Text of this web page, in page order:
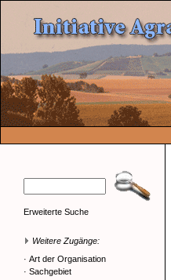
Erweiterte Suche
Weitere Zugänge:
· Art der Organisation
· Sachgebiet